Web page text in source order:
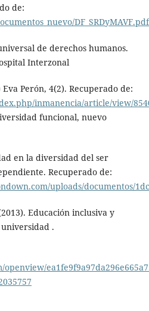
de:
DF_SRDyMAVF.pdf
de derechos humanos.
Interzonal
Perón, 4(2). Recuperado de:
inmanencia/article/view/
funcional, nuevo
en la diversidad del ser
Recuperado de:
uploads/documentos/
Educación inclusiva y
.